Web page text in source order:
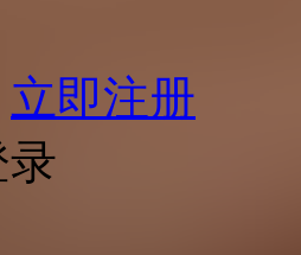
立即注册